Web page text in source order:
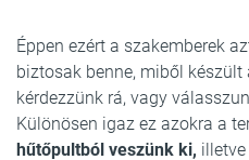
Éppen ezért a szakemberek
biztosak benne, miből készült
kérdezzünk rá, vagy
Különösen igaz ez azokra a
hűtőpultból veszünk ki,